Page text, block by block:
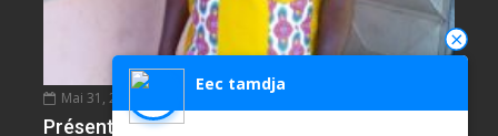
Mai 31, 2020 NDIE SADIE ZACHARIE
Présentation de l’Epreuve d’Anglais. Partie
Eec tamdja